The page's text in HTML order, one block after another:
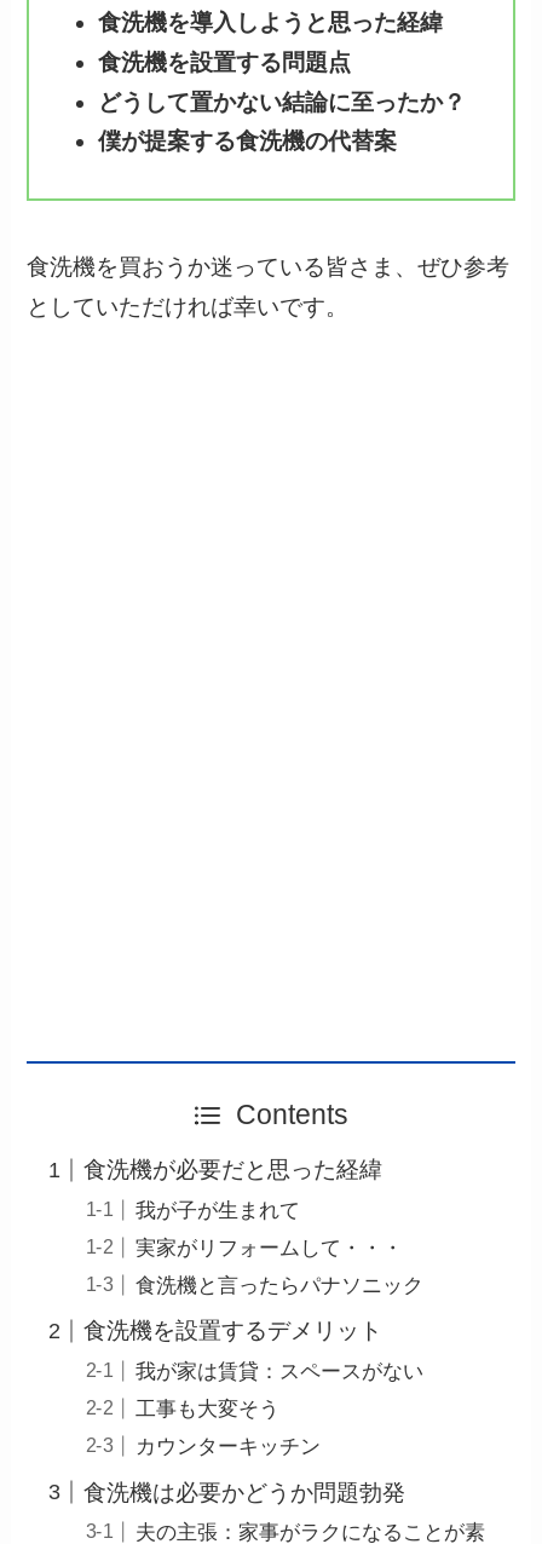
食洗機を導入しようと思った経緯
食洗機を設置する問題点
どうして置かない結論に至ったか？
僕が提案する食洗機の代替案
食洗機を買おうか迷っている皆さま、ぜひ参考
としていただければ幸いです。
Contents
食洗機が必要だと思った経緯
我が子が生まれて
実家がリフォームして・・・
食洗機と言ったらパナソニック
食洗機を設置するデメリット
我が家は賃貸：スペースがない
工事も大変そう
カウンターキッチン
食洗機は必要かどうか問題勃発
夫の主張：家事がラクになることが素